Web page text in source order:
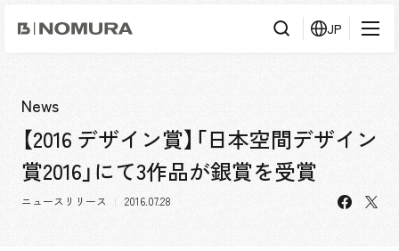
乃
村
工
JP
索
事業内容
事業内容TOP
市場領域
News
【2016 デザイン賞】「日本空間デザイン
賞2016」にて3作品が銀賞を受賞
ニュースリリース 2016.07.28 X